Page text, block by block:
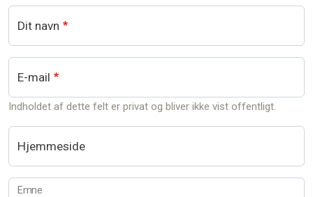
Dit navn
E-mail
Indholdet af dette felt er privat og bliver ikke vist offentligt.
Hjemmeside
Emne